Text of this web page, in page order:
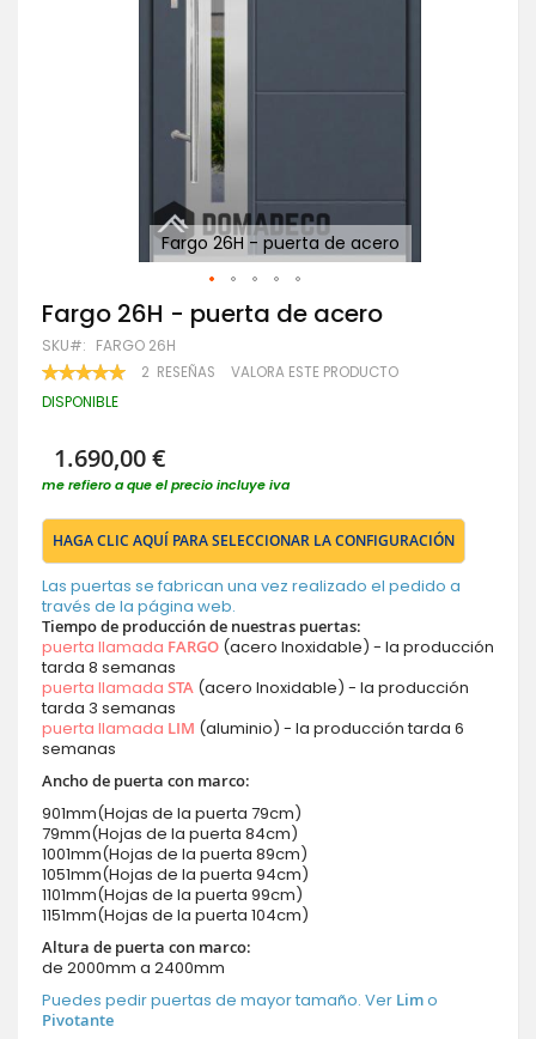
Fargo 26H - puerta de acero
Saltar
al
comienzo
de
la
galería
imágenes
Fargo 26H - puerta de acero
SKU FARGO 26H
VALORACIÓN:
100 100
2 RESEÑAS VALORA ESTE PRODUCTO
DISPONIBLE
1.690,00 €
me refiero a que el precio incluye iva
HAGA CLIC AQUÍ PARA SELECCIONAR LA CONFIGURACIÓN
Las puertas se fabrican una vez realizado el pedido a
través de la página web.
Tiempo de producción de nuestras puertas:
puerta llamada FARGO (acero Inoxidable) - la producción
tarda 8 semanas
puerta llamada STA (acero Inoxidable) - la producción
tarda 3 semanas
puerta llamada LIM (aluminio) - la producción tarda 6
semanas
Ancho de puerta con marco:
901mm(Hojas de la puerta 79cm)
79mm(Hojas de la puerta 84cm)
1001mm(Hojas de la puerta 89cm)
1051mm(Hojas de la puerta 94cm)
1101mm(Hojas de la puerta 99cm)
1151mm(Hojas de la puerta 104cm)
Altura de puerta con marco:
de 2000mm a 2400mm
Puedes pedir puertas de mayor tamaño. Ver Limo
Pivotante